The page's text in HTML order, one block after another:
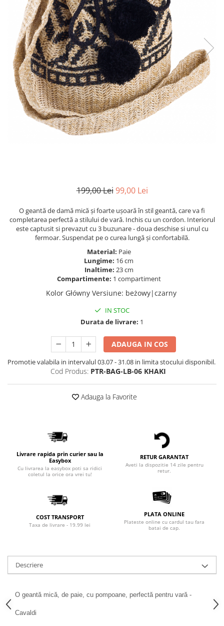
199,00 Lei 99,00 Lei
O geantă de damă mică și foarte ușoară în stil geantă, care va fi
completarea perfectă a stilului de vară. Inchis cu un cordon. Interiorul
este captusit si prevazut cu 3 buzunare - doua deschise si unul cu
fermoar. Suspendat pe o curea lungă și confortabilă.
Material: Paie
Lungime: 16 cm
Inaltime: 23 cm
Compartimente: 1 compartiment
Kolor Główny Versiune: beżowy|czarny
IN STOC
Durata de livrare: 1
ADAUGA IN COS
Promotie valabila in intervalul 03.07 - 31.08 in limita stocului disponibil.
Cod Produs: PTR-BAG-LB-06 KHAKI
Adauga la Favorite
Livrare rapida prin curier sau la
Easybox
Cu livrarea la easybox poti sa ridici
coletul la orice ora vrei tu!
RETUR GARANTAT
Aveti la dispozitie 14 zile pentru
retur.
COST TRANSPORT
Taxa de livrare - 19.99 lei
PLATA ONLINE
Plateste online cu cardul tau fara
batai de cap.
Descriere
O geantă mică, de paie, cu pompoane, perfectă pentru vară -
Cavaldi